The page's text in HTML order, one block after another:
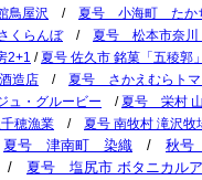
鳥屋沢 / 夏号 小海町 たか
くらんぼ/ 夏号 松本市奈川
2+1 /夏号 佐久市 銘菓「五稜郭
造店 / 夏号 さかえむらトマ
ュ・グルービー /夏号 栄村
穂漁業 / 夏号 南牧村 滝沢牧
夏号 津南町 染織 / 秋号
/ 夏号 塩尻市 ボタニカルア